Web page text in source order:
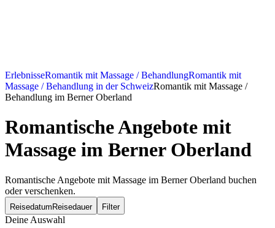
ErlebnisseRomantik mit Massage / BehandlungRomantik mit
Massage / Behandlung in der SchweizRomantik mit Massage /
Behandlung im Berner Oberland
Romantische Angebote mit
Massage im Berner Oberland
Romantische Angebote mit Massage im Berner Oberland buchen
oder verschenken.
Reisedatum Reisedauer Filter
Deine Auswahl